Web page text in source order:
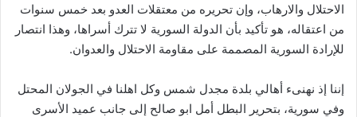
الاحتلال والارهاب، وإن تحريره من معتقلات العدو بعد خمس سنوات
من اعتقاله، هو تأكيد بأن الدولة السورية لا تترك أسراها، وهذا انتصار
للإرادة السورية المصممة على مقاومة الاحتلال والعدوان.
إننا إذ نهنىء أهالي بلدة مجدل شمس وكل اهلنا في الجولان المحتل
وفي سورية، بتحرير البطل أمل ابو صالح إلى جانب عميد الأسرى